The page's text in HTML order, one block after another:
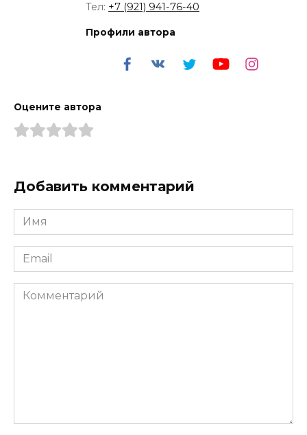
Тел: +7 (921) 941-76-40
Профили автора
Оцените автора
Добавить комментарий
Имя
*
Email
*
Комментарий